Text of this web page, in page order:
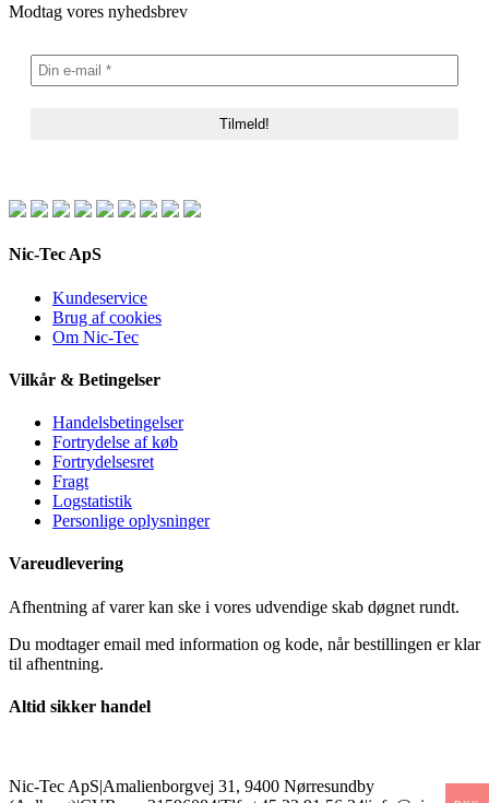
Modtag vores nyhedsbrev
Nic-Tec ApS
Kundeservice
Brug af cookies
Om Nic-Tec
Vilkår & Betingelser
Handelsbetingelser
Fortrydelse af køb
Fortrydelsesret
Fragt
Logstatistik
Personlige oplysninger
Vareudlevering
Afhentning af varer kan ske i vores udvendige skab døgnet rundt.
Du modtager email med information og kode, når bestillingen er klar
til afhentning.
Altid sikker handel
Nic-Tec ApS|Amalienborgvej 31, 9400 Nørresundby